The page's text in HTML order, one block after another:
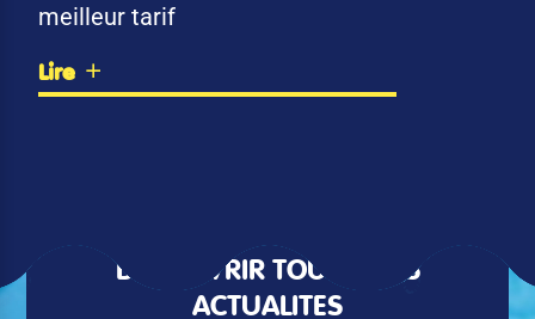
meilleur tarif
Lire
DÉCOUVRIR TOUTES LES
ACTUALITÉS